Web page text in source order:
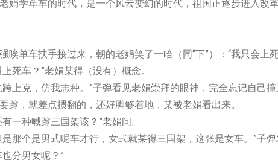
车的时代，是一个风云变幻的时代，祖国正逐步进入改革
扶手接过来，朝的老娟笑了一哈（同“下”）：“我只会上死
？”老娟某得（没有）概念。
，仿我志种。”子弹看见老娟崇拜的眼神，完全忘记自己撞
蹬，就差点掼翻的，还好脚够着地，某被老娟看出来。
喊蹬三国架该？”老娟问。
是男式呢车才行，女式就某得三国架，这张是女车。”子弹
男女呢？”